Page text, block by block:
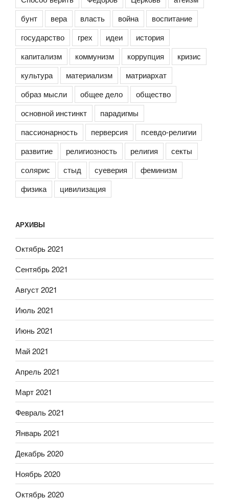
бунт
вера власть война
воспитание
государство
грех идеи
история
капитализм
коммунизм коррупция
кризис
культура
материализм
матриархат
образ мысли
общее дело
общество
основной инстинкт
парадигмы
пассионарность
перверсия
псевдо-религии
развитие
религиозность религия
секты
солярис
стыд суеверия
феминизм
физика
цивилизация
АРХИВЫ
Октябрь 2021
Сентябрь 2021
Август 2021
Июль 2021
Июнь 2021
Май 2021
Апрель 2021
Март 2021
Февраль 2021
Январь 2021
Декабрь 2020
Ноябрь 2020
Октябрь 2020